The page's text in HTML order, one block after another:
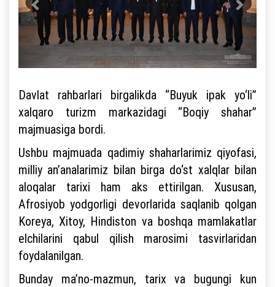
Davlat rahbarlari birgalikda “Buyuk ipak yo‘li”
xalqaro turizm markazidagi “Boqiy shahar”
majmuasiga bordi.
Ushbu majmuada qadimiy shaharlarimiz qiyofasi,
milliy an’analarimiz bilan birga do‘st xalqlar bilan
aloqalar tarixi ham aks ettirilgan. Xususan,
Afrosiyob yodgorligi devorlarida saqlanib qolgan
Koreya, Xitoy, Hindiston va boshqa mamlakatlar
elchilarini qabul qilish marosimi tasvirlaridan
foydalanilgan.
Bunday ma’no-mazmun, tarix va bugungi kun